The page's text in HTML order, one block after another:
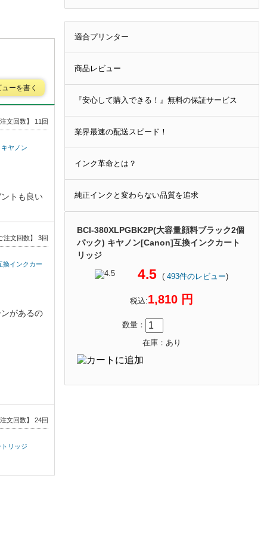
適合プリンター
商品レビュー
『安心して購入できる！』無料の保証サービス
業界最速の配送スピード！
インク革命とは？
純正インクと変わらない品質を追求
BCI-380XLPGBK2P(大容量顔料ブラック2個
パック) キヤノン[Canon]互換インクカート
リッジ
4.5 ( 493件のレビュー)
税込:1,810 円
数量：
在庫：あり
ーを書く
注文回数】 11回
ヤノン
トも良い
注文回数】 3回
換インクカー
があるの
注文回数】 24回
リッジ